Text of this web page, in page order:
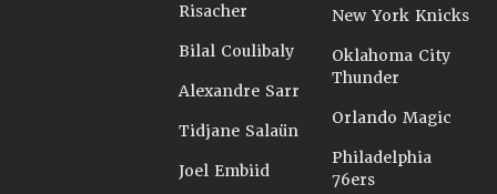
Risacher
Bilal Coulibaly
Alexandre Sarr
Tidjane Salaün
Joel Embiid
New York Knicks
Oklahoma City
Thunder
Orlando Magic
Philadelphia
76ers